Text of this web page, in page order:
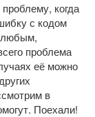
когда
с кодом
любым,
проблема
её можно
в
Поехали!